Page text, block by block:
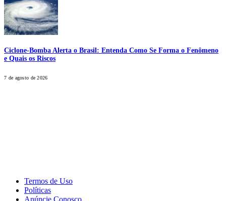
Ciclone-Bomba Alerta o Brasil: Entenda Como Se Forma o Fenômeno
e Quais os Riscos
7 de agosto de 2026
Termos de Uso
Políticas
Anúncie Conosco